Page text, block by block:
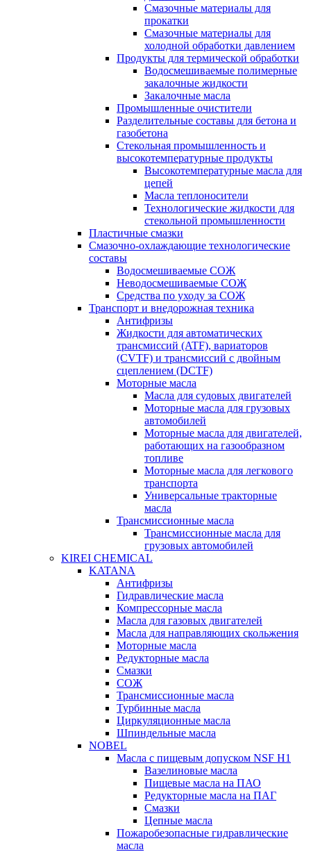
Смазочные материалы для
прокатки
Смазочные материалы для
холодной обработки давлением
Продукты для термической обработки
Водосмешиваемые полимерные
закалочные жидкости
Закалочные масла
Промышленные очистители
Разделительные составы для бетона и
газобетона
Стекольная промышленность и
высокотемпературные продукты
Высокотемпературные масла для
цепей
Масла теплоносители
Технологические жидкости для
стекольной промышленности
Пластичные смазки
Смазочно-охлаждающие технологические
составы
Водосмешиваемые СОЖ
Неводосмешиваемые СОЖ
Средства по уходу за СОЖ
Транспорт и внедорожная техника
Антифризы
Жидкости для автоматических
трансмиссий (ATF), вариаторов
(CVTF) и трансмиссий с двойным
сцеплением (DCTF)
Моторные масла
Масла для судовых двигателей
Моторные масла для грузовых
автомобилей
Моторные масла для двигателей,
работающих на газообразном
топливе
Моторные масла для легкового
транспорта
Универсальные тракторные
масла
Трансмиссионные масла
Трансмиссионные масла для
грузовых автомобилей
KIREI CHEMICAL
KATANA
Антифризы
Гидравлические масла
Компрессорные масла
Масла для газовых двигателей
Масла для направляющих скольжения
Моторные масла
Редукторные масла
Смазки
СОЖ
Трансмиссионные масла
Турбинные масла
Циркуляционные масла
Шпиндельные масла
NOBEL
Масла с пищевым допуском NSF H1
Вазелиновые масла
Пищевые масла на ПАО
Редукторные масла на ПАГ
Смазки
Цепные масла
Пожаробезопасные гидравлические
масла